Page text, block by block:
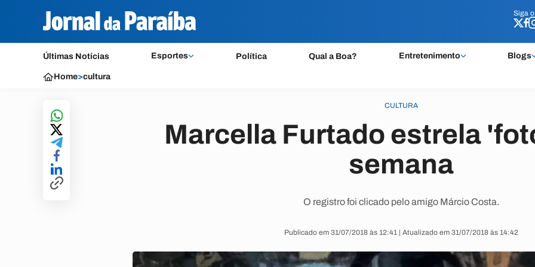
Siga o
Últimas Notícias Esportes Política Qual a Boa? Entretenimento Blogs
Siga o
Home>cultura
CULTURA
Marcella Furtado estrela
semana
O registro foi clicado pelo amigo Márcio Costa.
Publicado em 31/07/2018 às 12:41 | Atualizado em 31/07/2018 às 14:42